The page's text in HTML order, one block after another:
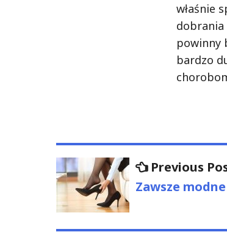
właśnie
dobrania
powinny
bardzo
Nawigacja
wpisu
Previous
Zawsze